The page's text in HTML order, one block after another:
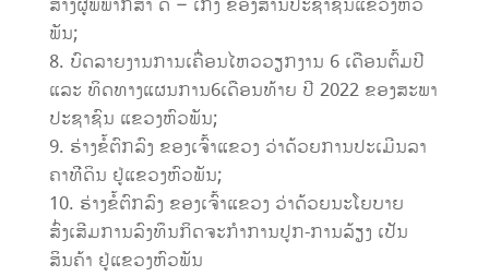
ສ້າງຜູ້ພິພາກສາ ດີ – ເກັ່ງ ຂອງສານປະຊາຊົນແຂວງຫົວ
ພັນ;
ບົດລາຍງານການເຄື່ອນໄຫວວຽກງານ 6 ເດືອນຕົ້ມປີ
ແລະ ທິດທາງແຜນການ6ເດືອນທ້າຍ ປີ 2022 ຂອງສະພາ
ປະຊາຊົນ ແຂວງຫົວພັນ;
ຮ່າງຂໍ້ຕົກລົງ ຂອງເຈົ້າແຂວງ ວ່າດ້ວຍການປະເມີນລາ
ຄາທ່ີດິນ ຢູ່ແຂວງຫົວພັນ;
ຮ່າງຂໍ້ຕົກລົງ ຂອງເຈົ້າແຂວງ ວ່າດ້ວຍນະໂຍບາຍ
ສົ່ງເສີມການລົງທຶນກິດຈະກໍາການປູກ-ການລ້ຽງ ເປັນ
ສິນຄ້າ ຢູ່ແຂວງຫົວພັນ